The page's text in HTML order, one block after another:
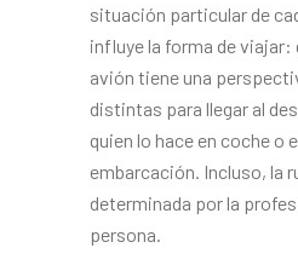
situación par­ticular de
influye la forma de viajar:
avión tiene una
distintas para llegar al
quien lo hace en coche o
embarcación. Incluso, la
determinada por la
persona.